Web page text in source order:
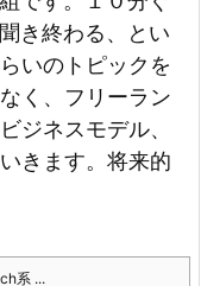
き終わる、とい
いのトピックを
く、フリーラン
ジネスモデル、
きます。 将来的
系 ...